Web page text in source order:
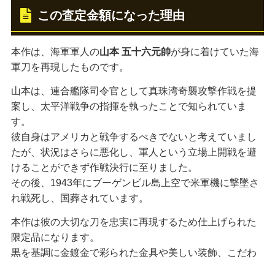
この査定金額になった理由
本作は、海軍軍人の山本 五十六元帥が身に着けていた海
軍刀を再現したものです。
山本は、連合艦隊司令官として真珠湾奇襲攻撃作戦を提
案し、太平洋戦争の指揮を執ったことで知られていま
す。
彼自身はアメリカと戦争するべきでないと考えていまし
たが、状況はさらに悪化し、軍人という立場上開戦を避
けることができず作戦決行に至りました。
その後、1943年にブーゲンビル島上空で米軍機に撃墜さ
れ戦死し、国葬されています。
本作は彼の大切な刀を忠実に再現するため仕上げられた
限定品になります。
黒を基調に金鍍金で彩られた金具や美しい装飾、こだわ